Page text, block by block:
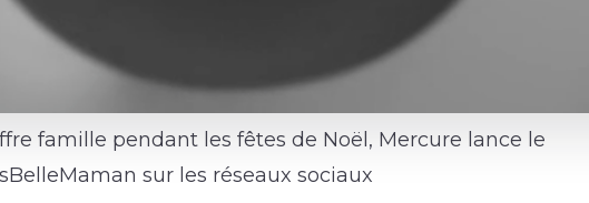
famille pendant les fêtes de Noël, Mercure lance le
sur les réseaux sociaux